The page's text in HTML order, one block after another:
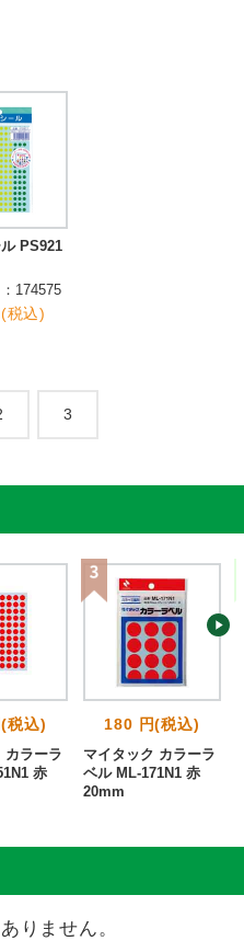
PS921
174575
税込)
3
税込)
カラーラ
赤
180 円(税込)
マイタック カラーラ
ベル ML-171N1 赤
20mm
りません。